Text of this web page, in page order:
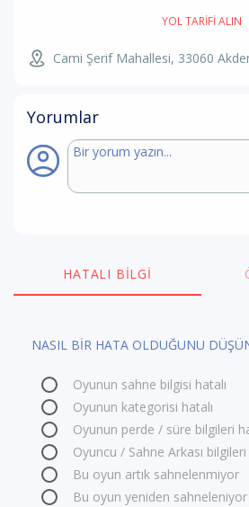
YOL TARIFI ALIN
Cami Şerif Mahallesi, 33060
Yorumlar
HATALI BILGI
NASIL BİR HATA OLDUĞUNU
Oyunun sahne bilgisi hatalı
Oyunun kategorisi hatalı
Oyunun perde / süre bilgileri
Oyuncu / Sahne Arkası bilgileri
Bu oyun artık sahnelenmiyor
Bu oyun yeniden sahneleniyor